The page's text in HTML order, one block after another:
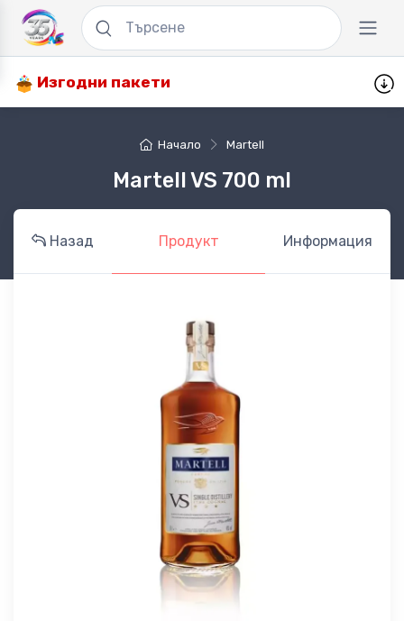
Изгодни пакети
Начало Martell
Martell VS 700 ml
Назад Продукт Информация